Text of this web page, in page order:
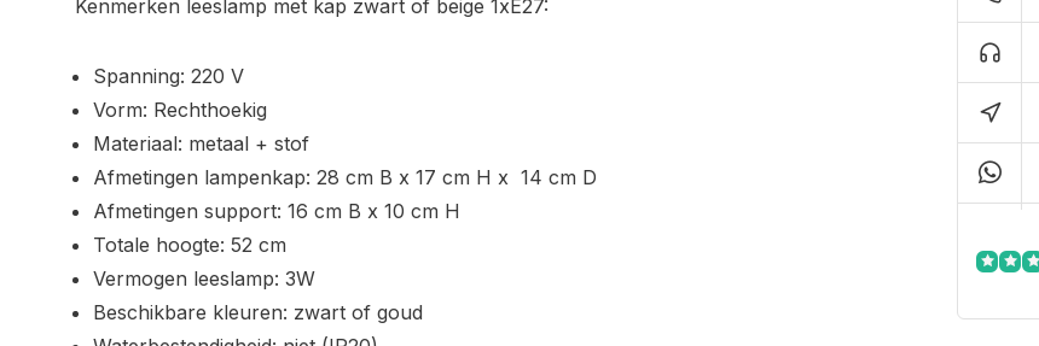
Kenmerken leeslamp met kap zwart of beige 1xE27:
Spanning: 220 V
Vorm: Rechthoekig
Materiaal: metaal + stof
Afmetingen lampenkap: 28 cm B x 17 cm H x 14 cm D
Afmetingen support: 16 cm B x 10 cm H
Totale hoogte: 52 cm
Vermogen leeslamp: 3W
Beschikbare kleuren: zwart of goud